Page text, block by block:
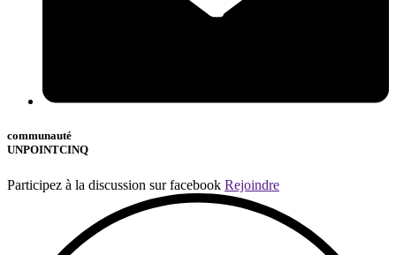
communauté
UNPOINTCINQ
Participez à la discussion sur facebook Rejoindre